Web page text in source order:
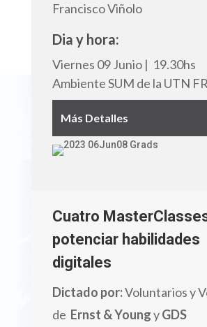
Francisco Viñolo
Dia y hora:
Viernes 09 Junio | 19.30hs
Ambiente SUM de la UTN
Más Detalles
Cuatro
potenciar habilidades
digitales
Dictado por:Voluntarios y
de Ernst & YoungyGDS